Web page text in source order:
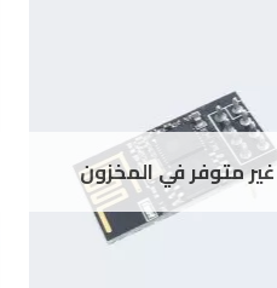
غير متوفر في المخزون